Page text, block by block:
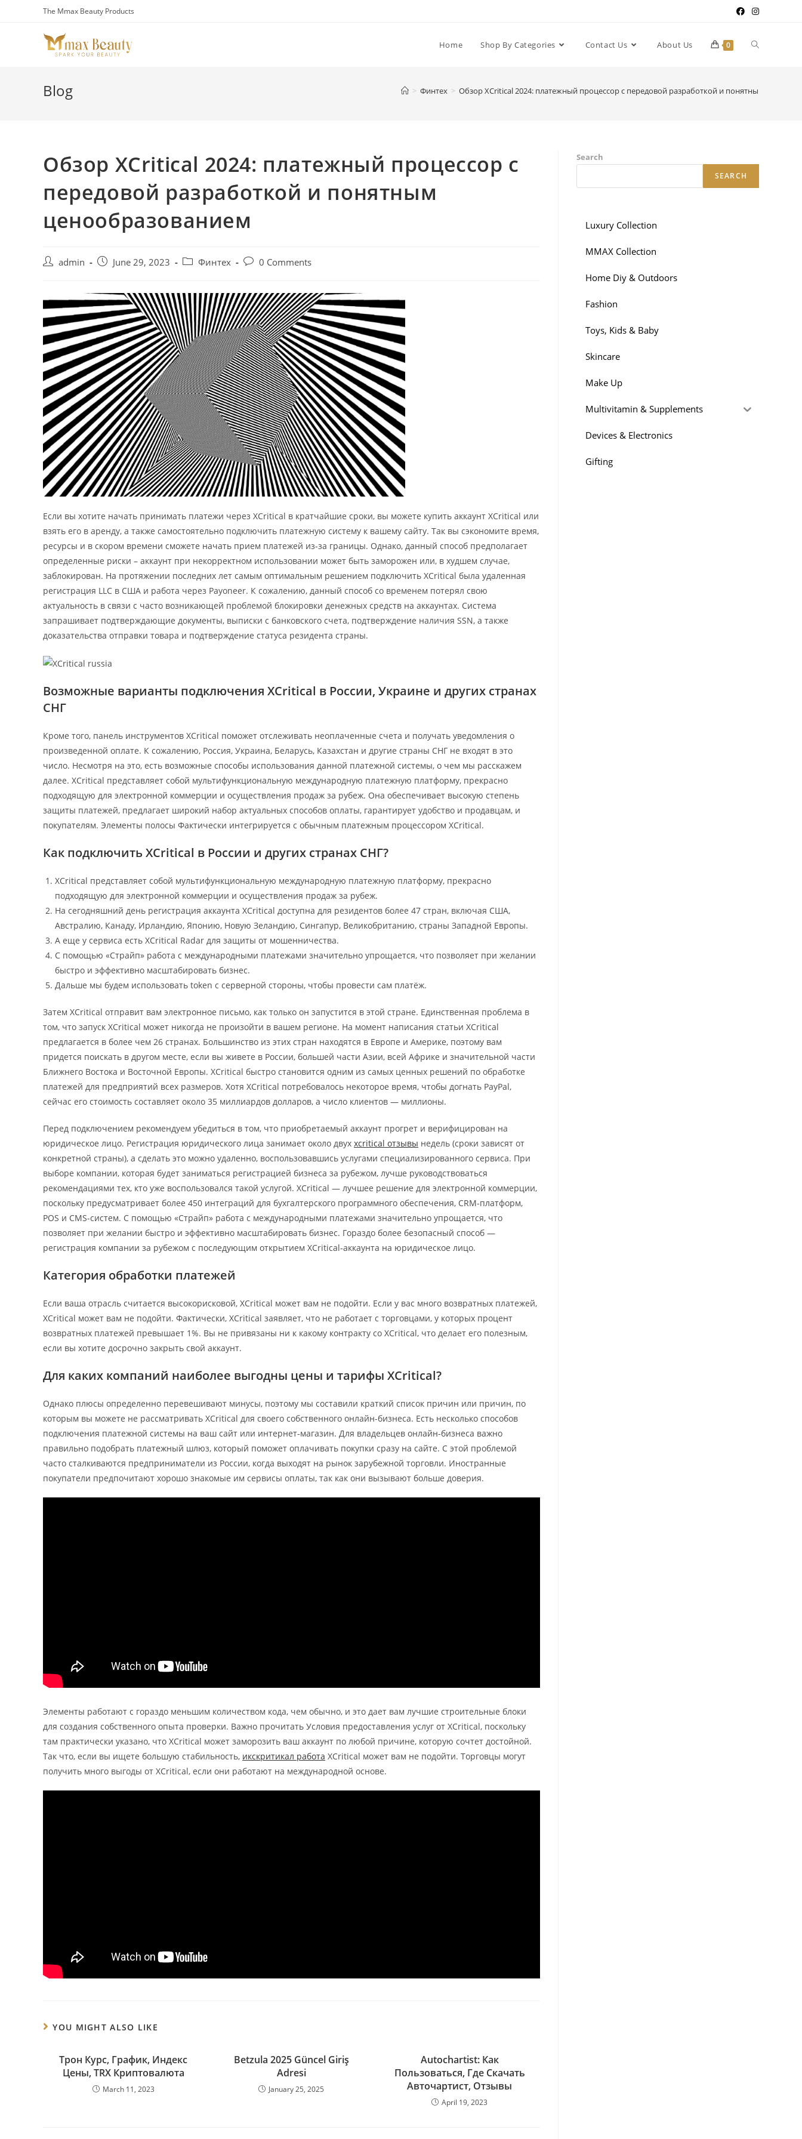
The Mmax Beauty Products
Home Shop By Categories Contact Us About Us 0
Blog > Финтех > Обзор XCritical 2024: платежный процессор с передовой разработкой и понятным
Обзор XCritical 2024: платежный процессор с
передовой разработкой и понятным
ценообразованием
Postadmin
Post June 29, 2023
PostФинтех
Post0 Comments
Если вы хотите начать принимать платежи через XCritical в кратчайшие сроки, вы можете купить аккаунт XCritical или
взять его в аренду, а также самостоятельно подключить платежную систему к вашему сайту. Так вы сэкономите время,
ресурсы и в скором времени сможете начать прием платежей из-за границы. Однако, данный способ предполагает
определенные риски – аккаунт при некорректном использовании может быть заморожен или, в худшем случае,
заблокирован. На протяжении последних лет самым оптимальным решением подключить XCritical была удаленная
регистрация LLC в США и работа через Payoneer. К сожалению, данный способ со временем потерял свою
актуальность в связи с часто возникающей проблемой блокировки денежных средств на аккаунтах. Система
запрашивает подтверждающие документы, выписки с банковского счета, подтверждение наличия SSN, а также
доказательства отправки товара и подтверждение статуса резидента страны.
Возможные варианты подключения XCritical в России, Украине и других странах
СНГ
Кроме того, панель инструментов XCritical поможет отслеживать неоплаченные счета и получать уведомления о
произведенной оплате. К сожалению, Россия, Украина, Беларусь, Казахстан и другие страны СНГ не входят в это
число. Несмотря на это, есть возможные способы использования данной платежной системы, о чем мы расскажем
далее. XCritical представляет собой мультифункциональную международную платежную платформу, прекрасно
подходящую для электронной коммерции и осуществления продаж за рубеж. Она обеспечивает высокую степень
защиты платежей, предлагает широкий набор актуальных способов оплаты, гарантирует удобство и продавцам, и
покупателям. Элементы полосы Фактически интегрируется с обычным платежным процессором XCritical.
Как подключить XCritical в России и других странах СНГ?
XCritical представляет собой мультифункциональную международную платежную платформу, прекрасно
подходящую для электронной коммерции и осуществления продаж за рубеж.
На сегодняшний день регистрация аккаунта XCritical доступна для резидентов более 47 стран, включая США,
Австралию, Канаду, Ирландию, Японию, Новую Зеландию, Сингапур, Великобританию, страны Западной Европы.
А еще у сервиса есть XCritical Radar для защиты от мошенничества.
С помощью «Страйп» работа с международными платежами значительно упрощается, что позволяет при желании
быстро и эффективно масштабировать бизнес.
Дальше мы будем использовать token с серверной стороны, чтобы провести сам платёж.
Затем XCritical отправит вам электронное письмо, как только он запустится в этой стране. Единственная проблема в
том, что запуск XCritical может никогда не произойти в вашем регионе. На момент написания статьи XCritical
предлагается в более чем 26 странах. Большинство из этих стран находятся в Европе и Америке, поэтому вам
придется поискать в другом месте, если вы живете в России, большей части Азии, всей Африке и значительной части
Ближнего Востока и Восточной Европы. XCritical быстро становится одним из самых ценных решений по обработке
платежей для предприятий всех размеров. Хотя XCritical потребовалось некоторое время, чтобы догнать PayPal,
сейчас его стоимость составляет около 35 миллиардов долларов, а число клиентов — миллионы.
Перед подключением рекомендуем убедиться в том, что приобретаемый аккаунт прогрет и верифицирован на
юридическое лицо. Регистрация юридического лица занимает около двух xcritical отзывы недель (сроки зависят от
конкретной страны), а сделать это можно удаленно, воспользовавшись услугами специализированного сервиса. При
выборе компании, которая будет заниматься регистрацией бизнеса за рубежом, лучше руководствоваться
рекомендациями тех, кто уже воспользовался такой услугой. XCritical — лучшее решение для электронной коммерции,
поскольку предусматривает более 450 интеграций для бухгалтерского программного обеспечения, CRM-платформ,
POS и CMS-систем. С помощью «Страйп» работа с международными платежами значительно упрощается, что
позволяет при желании быстро и эффективно масштабировать бизнес. Гораздо более безопасный способ —
регистрация компании за рубежом с последующим открытием XCritical-аккаунта на юридическое лицо.
Категория обработки платежей
Если ваша отрасль считается высокорисковой, XCritical может вам не подойти. Если у вас много возвратных платежей,
XCritical может вам не подойти. Фактически, XCritical заявляет, что не работает с торговцами, у которых процент
возвратных платежей превышает 1%. Вы не привязаны ни к какому контракту со XCritical, что делает его полезным,
если вы хотите досрочно закрыть свой аккаунт.
Для каких компаний наиболее выгодны цены и тарифы XCritical?
Однако плюсы определенно перевешивают минусы, поэтому мы составили краткий список причин или причин, по
которым вы можете не рассматривать XCritical для своего собственного онлайн-бизнеса. Есть несколько способов
подключения платежной системы на ваш сайт или интернет-магазин. Для владельцев онлайн-бизнеса важно
правильно подобрать платежный шлюз, который поможет оплачивать покупки сразу на сайте. С этой проблемой
часто сталкиваются предприниматели из России, когда выходят на рынок зарубежной торговли. Иностранные
покупатели предпочитают хорошо знакомые им сервисы оплаты, так как они вызывают больше доверия.
Элементы работают с гораздо меньшим количеством кода, чем обычно, и это дает вам лучшие строительные блоки
для создания собственного опыта проверки. Важно прочитать Условия предоставления услуг от XCritical, поскольку
там практически указано, что XCritical может заморозить ваш аккаунт по любой причине, которую сочтет достойной.
Так что, если вы ищете большую стабильность, икскритикал работа XCritical может вам не подойти. Торговцы могут
получить много выгоды от XCritical, если они работают на международной основе.
YOU MIGHT ALSO LIKE
Трон Курс, График, Индекс
Цены, TRX Криптовалюта
March 11, 2023
Betzula 2025 Güncel Giriş
Adresi
January 25, 2025
Autochartist: Как
Пользоваться, Где Скачать
Авточартист, Отзывы
April 19, 2023
Search
SEARCH
Luxury Collection
MMAX Collection
Home Diy & Outdoors
Fashion
Toys, Kids & Baby
Skincare
Make Up
Multivitamin & Supplements
Devices & Electronics
Gifting